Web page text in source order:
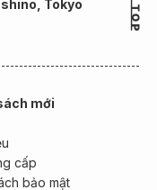
Tokyo
mới
cấp
bảo mật